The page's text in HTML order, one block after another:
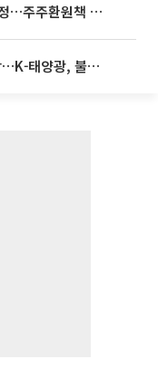
SK하이닉스, 분기배당 375원 확정…주주환원책 9월로 앞당겨 발표
美 ‘232조 하이브리드 제재’ 임박…K-태양광, 불확실성 털고 날개 다나